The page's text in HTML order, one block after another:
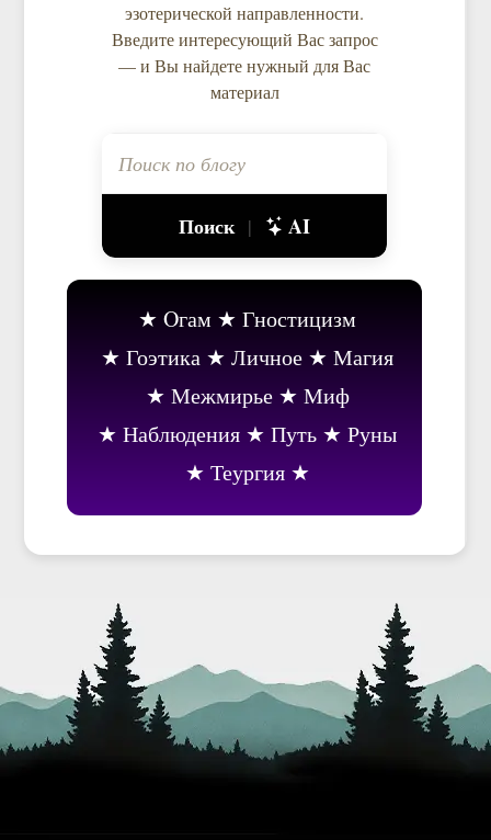
эзотерической направленности.
Введите интересующий Вас запрос
— и Вы найдете нужный для Вас
материал
Поиск | AI
Oгам
Гностицизм
Гоэтика
Личное
Магия
Межмирье
Миф
Наблюдения
Путь
Руны
Теургия